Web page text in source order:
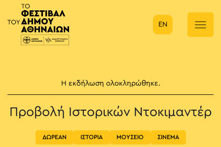
Κύρια πλοήγηση
EN
Η εκδήλωση ολοκληρώθηκε.
Προβολή Ιστορικών Ντοκιμαντέρ
ΔΩΡΕΑΝ ΙΣΤΟΡΙΑ ΜΟΥΣΕΙΟ ΣΙΝΕΜΑ